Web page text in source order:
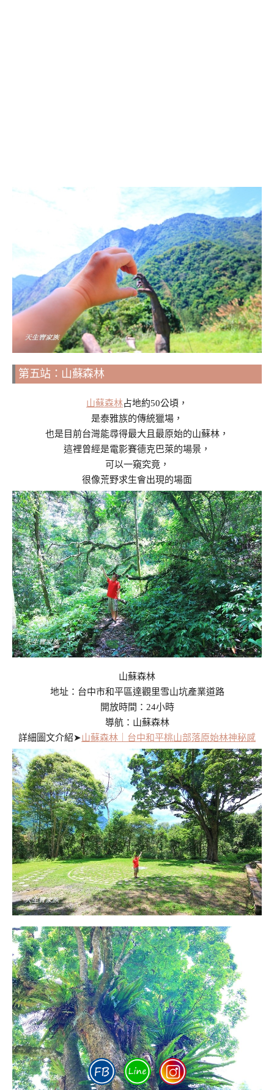
第五站：山蘇森林
山蘇森林占地約50公頃，
是泰雅族的傳統獵場，
也是目前台灣能尋得最大且最原始的山蘇林，
這裡曾經是電影賽德克巴萊的場景，
可以一窺究竟，
很像荒野求生會出現的場面
山蘇森林
地址：台中市和平區達觀里雪山坑產業道路
開放時間：24小時
導航：山蘇森林
詳細圖文介紹➤山蘇森林｜台中和平桃山部落原始林神秘感